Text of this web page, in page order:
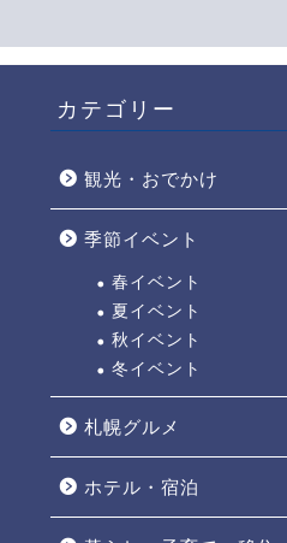
カテゴリー
観光・おでかけ
季節イベント
春イベント
夏イベント
秋イベント
冬イベント
札幌グルメ
ホテル・宿泊